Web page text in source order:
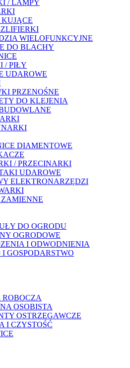
/ LAMPY
WIELOFUNKCYJNE
DO BLACHY
/ PIŁY
UDAROWE
PRZENOŚNE
DO KLEJENIA
DIAMENTOWE
/ PRZECINARKI
UDAROWE
ELEKTRONARZĘDZI
ZAMIENNE
DO OGRODU
OGRODOWE
I ODWODNIENIA
I GOSPODARSTWO
ROBOCZA
OSOBISTA
OSTRZEGAWCZE
I CZYSTOŚĆ